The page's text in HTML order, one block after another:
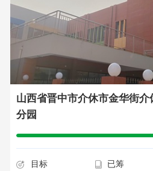
山西省晋中市介休市金华街
分园
目标 已筹